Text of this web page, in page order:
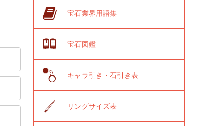
宝石業界用語集
宝石図鑑
キャラ引き・石引き表
リングサイズ表